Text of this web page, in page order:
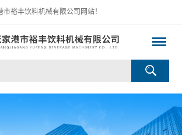
裕丰饮料机械有限公司网站！